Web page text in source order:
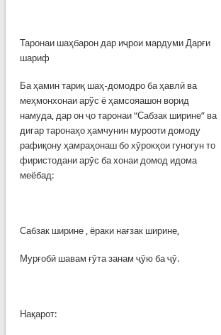
Таронаи шаҳбарон дар иҷрои мардуми Дарғи
шариф
Ба ҳамин тариқ шаҳ-домодро ба ҳавлӣ ва
меҳмонхонаи арўс ё ҳамсояашон ворид
намуда, дар он ҷо таронаи “Сабзак ширине” ва
дигар таронаҳо ҳамчунин мурооти домоду
рафиқону ҳамраҳонаш бо хӯрокҳои гуногун то
фиристодани арӯс ба хонаи домод идома
меёбад:
Сабзак ширине , ёраки нағзак ширине,
Мурғобӣ шавам ғӯта занам ҷӯю ба ҷӯ.
Нақарот: